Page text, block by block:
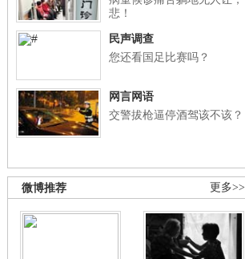
悲！
民声调查
您还看国足比赛吗？
网言网语
交警拔枪逼停酒驾该不该？
更多>>
微博推荐